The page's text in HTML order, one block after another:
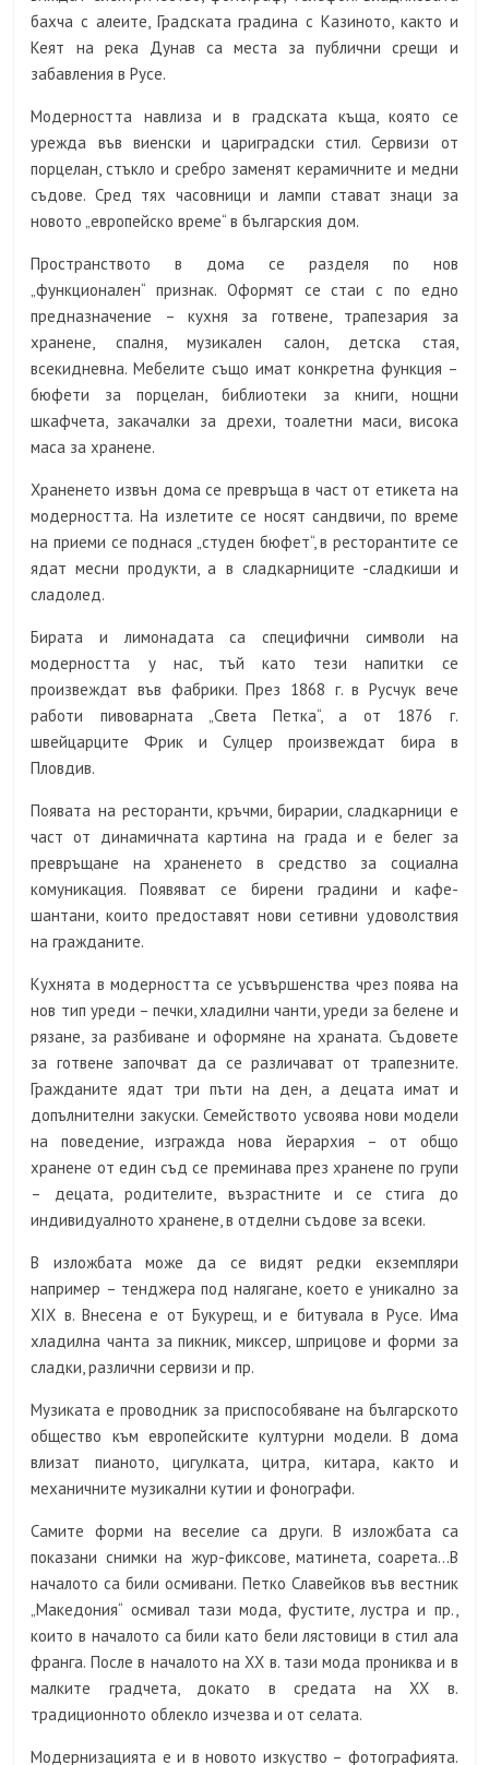
бахча с алеите, Градската градина с Казиното, както и
Кеят на река Дунав са места за публични срещи и
забавления в Русе.
Модерността навлиза и в градската къща, която се
урежда във виенски и цариградски стил. Сервизи от
порцелан, стъкло и сребро заменят керамичните и медни
съдове. Сред тях часовници и лампи стават знаци за
новото „европейско време“ в българския дом.
Пространството в дома се разделя по нов
„функционален“ признак. Оформят се стаи с по едно
предназначение – кухня за готвене, трапезария за
хранене, спалня, музикален салон, детска стая,
всекидневна. Мебелите също имат конкретна функция –
бюфети за порцелан, библиотеки за книги, нощни
шкафчета, закачалки за дрехи, тоалетни маси, висока
маса за хранене.
Храненето извън дома се превръща в част от етикета на
модерността. На излетите се носят сандвичи, по време
на приеми се поднася „студен бюфет“, в ресторантите се
ядат месни продукти, а в сладкарниците -сладкиши и
сладолед.
Бирата и лимонадата са специфични символи на
модерността у нас, тъй като тези напитки се
произвеждат във фабрики. През 1868 г. в Русчук вече
работи пивоварната „Света Петка“, а от 1876 г.
швейцарците Фрик и Сулцер произвеждат бира в
Пловдив.
Появата на ресторанти, кръчми, бирарии, сладкарници е
част от динамичната картина на града и е белег за
превръщане на храненето в средство за социална
комуникация. Появяват се бирени градини и кафе-
шантани, които предоставят нови сетивни удоволствия
на гражданите.
Кухнята в модерността се усъвършенства чрез поява на
нов тип уреди – печки, хладилни чанти, уреди за белене и
рязане, за разбиване и оформяне на храната. Съдовете
за готвене започват да се различават от трапезните.
Гражданите ядат три пъти на ден, а децата имат и
допълнителни закуски. Семейството усвоява нови модели
на поведение, изгражда нова йерархия – от общо
хранене от един съд се преминава през хранене по групи
– децата, родителите, възрастните и се стига до
индивидуалното хранене, в отделни съдове за всеки.
В изложбата може да се видят редки екземпляри
например – тенджера под налягане, което е уникално за
ХІХ в. Внесена е от Букурещ, и е битувала в Русе. Има
хладилна чанта за пикник, миксер, шприцове и форми за
сладки, различни сервизи и пр.
Музиката е проводник за приспособяване на българското
общество към европейските културни модели. В дома
влизат пианото, цигулката, цитра, китара, както и
механичните музикални кутии и фонографи.
Самите форми на веселие са други. В изложбата са
показани снимки на жур-фиксове, матинета, соарета…В
началото са били осмивани. Петко Славейков във вестник
„Македония“ осмивал тази мода, фустите, лустра и пр.,
които в началото са били като бели лястовици в стил ала
франга. После в началото на ХХ в. тази мода прониква и в
малките градчета, докато в средата на ХХ в.
традиционното облекло изчезва и от селата.
Модернизацията е и в новото изкуство – фотографията.